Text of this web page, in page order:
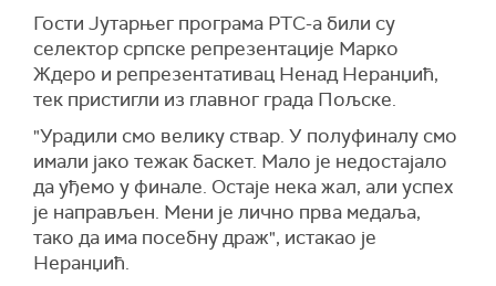
Гости Јутарњег програма РТС-а били су
селектор српске репрезентације Марко
Ждеро и репрезентативац Ненад Неранџић,
тек пристигли из главног града Пољске.
"Урадили смо велику ствар. У полуфиналу смо
имали јако тежак баскет. Мало је недостајало
да уђемо у финале. Остаје нека жал, али успех
је направљен. Мени је лично прва медаља,
тако да има посебну драж", истакао је
Неранџић.